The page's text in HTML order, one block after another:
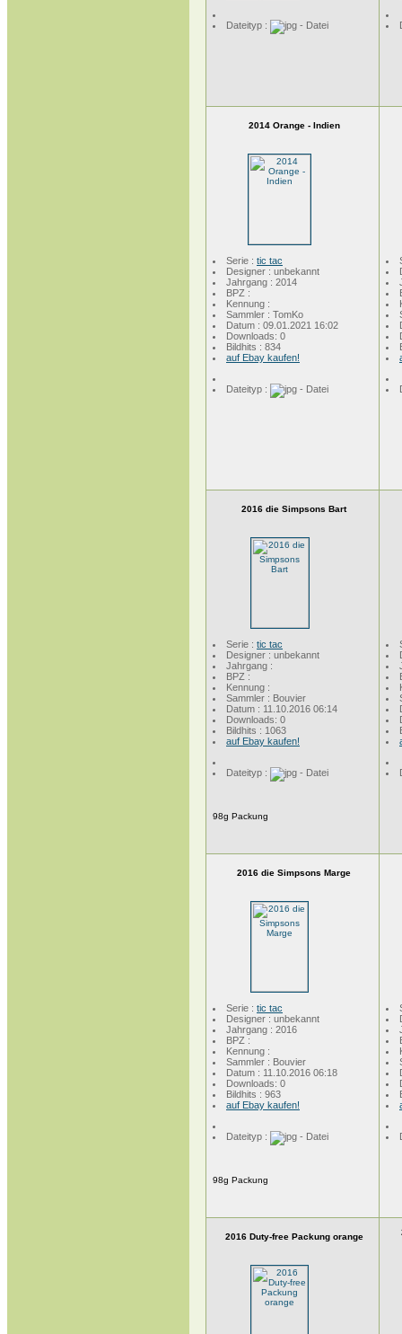
Dateityp :
2014 Orange - Indien
Serie : tic tac
Designer : unbekannt
Jahrgang : 2014
BPZ :
Kennung :
Sammler : TomKo
Datum : 09.01.2021 16:02
Downloads: 0
Bildhits : 834
auf Ebay kaufen!
Dateityp :
2016 die Simpsons Bart
Serie : tic tac
Designer : unbekannt
Jahrgang :
BPZ :
Kennung :
Sammler : Bouvier
Datum : 11.10.2016 06:14
Downloads: 0
Bildhits : 1063
auf Ebay kaufen!
Dateityp :
98g Packung
2016 die Simpsons Marge
Serie : tic tac
Designer : unbekannt
Jahrgang : 2016
BPZ :
Kennung :
Sammler : Bouvier
Datum : 11.10.2016 06:18
Downloads: 0
Bildhits : 963
auf Ebay kaufen!
Dateityp :
98g Packung
2016 Duty-free Packung orange